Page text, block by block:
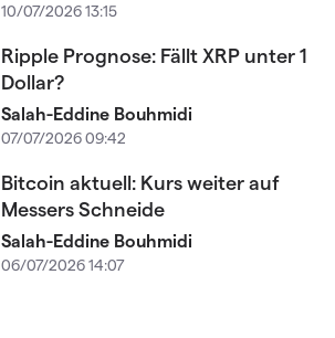
10/07/2026 13:15
Ripple Prognose: Fällt XRP unter 1
Dollar?
Salah-Eddine Bouhmidi
07/07/2026 09:42
Bitcoin aktuell: Kurs weiter auf
Messers Schneide
Salah-Eddine Bouhmidi
06/07/2026 14:07